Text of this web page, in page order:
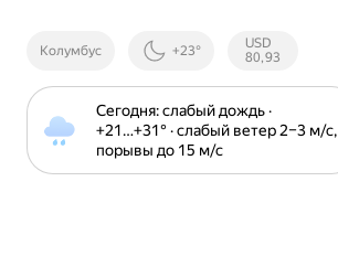
Колумбус +23°
Курсы ЦБ
РФ
USD
80,93
Сегодня: слабый дождь ·
+21⁠…⁠+31⁠° · слабый ветер 2⁠–⁠3 м⁠/⁠с,
порывы до 15 м⁠/⁠с